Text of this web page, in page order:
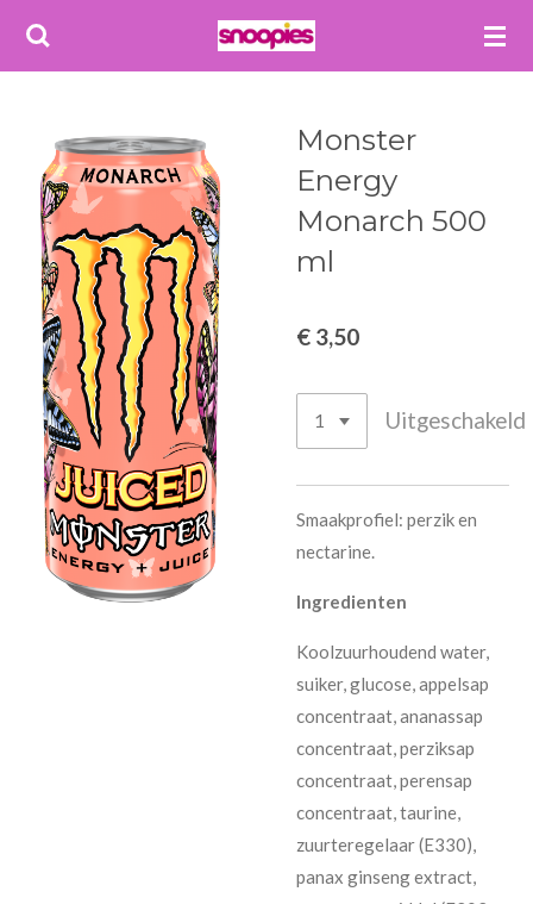
Ga
hoofdinhoud
Monster
Energy
Monarch 500
ml
€ 3,50
Uitgeschakeld
Smaakprofiel: perzik en
nectarine.
Ingredienten
Koolzuurhoudend water,
suiker, glucose, appelsap
concentraat, ananassap
concentraat, perziksap
concentraat, perensap
concentraat, taurine,
zuurteregelaar (E330),
panax ginseng extract,